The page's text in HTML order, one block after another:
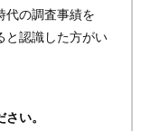
代の調査事績を
と認識した方がい
い。